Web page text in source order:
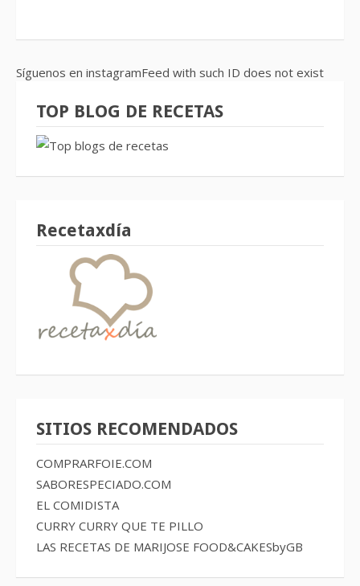
Síguenos en instagramFeed with such ID does not exist
TOP BLOG DE RECETAS
Recetaxdía
SITIOS RECOMENDADOS
COMPRARFOIE.COM
SABORESPECIADO.COM
EL COMIDISTA
CURRY CURRY QUE TE PILLO
LAS RECETAS DE MARIJOSE FOOD&CAKESbyGB